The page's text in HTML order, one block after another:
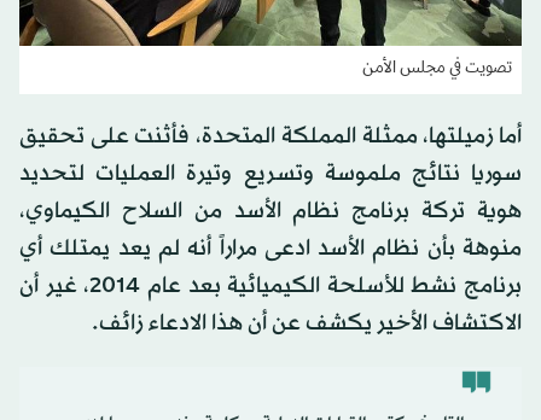
تصويت في مجلس الأمن
أما زميلتها، ممثلة المملكة المتحدة، فأثنت على تحقيق
سوريا نتائج ملموسة وتسريع وتيرة العمليات لتحديد
هوية تركة برنامج نظام الأسد من السلاح الكيماوي،
منوهة بأن نظام الأسد ادعى مراراً أنه لم يعد يمتلك أي
برنامج نشط للأسلحة الكيميائية بعد عام 2014، غير أن
الاكتشاف الأخير يكشف عن أن هذا الادعاء زائف.